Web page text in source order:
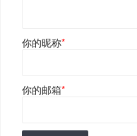
你的昵称*
你的邮箱*